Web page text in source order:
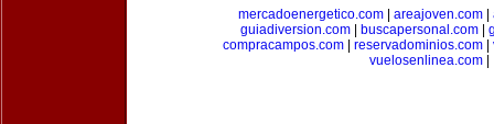
mercadoenergetico.com| areajoven.com|
guiadiversion.com| buscapersonal.com|
compracampos.com| reservadominios.com|
vuelosenlinea.com|